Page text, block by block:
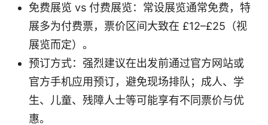
免费展览 vs 付费展览：常设展览通常免费，特
展多为付费票，票价区间大致在 £12–£25（视
展览而定）。
预订方式：强烈建议在出发前通过官方网站或
官方手机应用预订，避免现场排队；成人、学
生、儿童、残障人士等可能享有不同票价与优
惠。